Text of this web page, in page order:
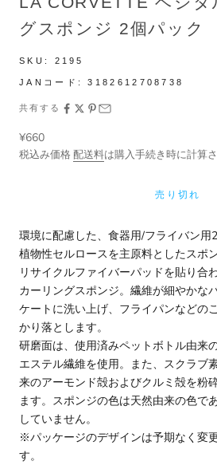
グスポンジ 2個パック
SKU: 2195
JANコード:3182612708738
共有する
セール価格
¥660
税込み価格配送料は購入手続き時に計算さ
売り切れ
環境に配慮した、食器用/フライバン用
植物性セルロースを主原料としたスポ
リサイクルファイバーパッドを貼り合
カーリングスポンジ。繊維が細やかな
ケートに洗い上げ、フライパンなどの
かり落とします。
研磨面は、使用済みペットボトル由来
エステル繊維を使用。また、スクラブ
来のアーモンド殻およびクルミ殻を粉
ます。スポンジの色は天然由来の色で
していません。
※パッケージのデザインは予期なく変
す。